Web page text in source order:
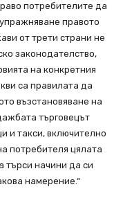
потребителите да
правото
от трети страни не
законодателство,
на конкретния
са правилата да
възстановяване на
търговецът
и такси, включително
потребителя цялата
търси начини да си
намерение.“